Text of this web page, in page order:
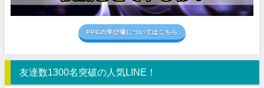
PPCの学び場についてはこちら
友達数1300名突破の人気LINE！